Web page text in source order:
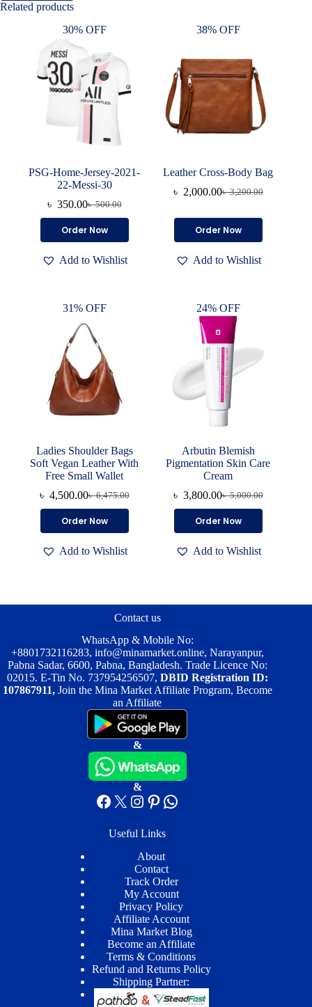
Related products
30% OFF
PSG-Home-Jersey-2021-
22-Messi-30
৳500.00
Original
was:
৳ 350.00Current
is:
Order Now
product
multiple
may
be
chosen
product
page
Add to Wishlist
38% OFF
Leather Cross-Body Bag
৳3,200.00
Original
৳ 3,200.00.
৳ 2,000.00Current
৳ 2,000.00.
Order Now
product
multiple
may
chosen
on
the
product
page
Add to Wishlist
31% OFF
Ladies Shoulder Bags
Soft Vegan Leather With
Free Small Wallet
৳6,475.00
Original
was:
৳ 4,500.00Current
is:
Order Now
product
multiple
may
on
the
product
page
Add to Wishlist
24% OFF
Arbutin Blemish
Pigmentation Skin Care
Cream
৳5,000.00
Original
was:
৳ 3,800.00Current
is:
Order Now
Add to Wishlist
Contact us
WhatsApp & Mobile No:
+8801732116283, info@minamarket.online, Narayanpur,
Pabna Sadar, 6600, Pabna, Bangladesh. Trade Licence No:
02015. E-Tin No. 737954256507, DBID Registration ID:
107867911, Join the Mina Market Affiliate Program, Become
an Affiliate
&
&
Facebook
X Instagram
Pinterest
WhatsApp
Useful Links
About
Contact
Track Order
My Account
Privacy Policy
Affiliate Account
Mina Market Blog
Become an Affiliate
Terms & Conditions
Refund and Returns Policy
Shipping Partner: